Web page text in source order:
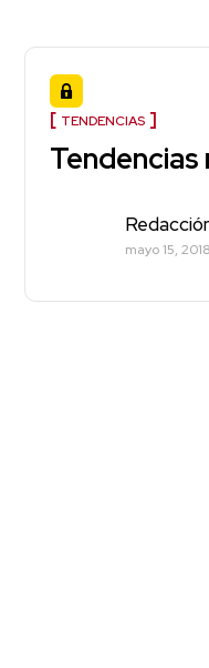
TENDENCIAS
Tendencias
mayo 15, 2018